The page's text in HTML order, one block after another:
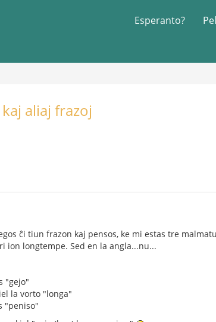
Esperanto?
aliaj frazoj
ĉi tiun frazon kaj pensos, ke mi estas tre
ion longtempe. Sed en la angla...nu...
"gejo"
la vorto "longa"
"peniso"